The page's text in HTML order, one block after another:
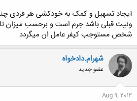
ایجاد تسهیل و کمک به خودکشی هر فردی
ونیت قبلی باشد جرم است و برحسب میزان
شخص مستوجب کیفر عامل ان میگردد
شهرام.دادخواه
عضو جدید
Aug 9, 2012